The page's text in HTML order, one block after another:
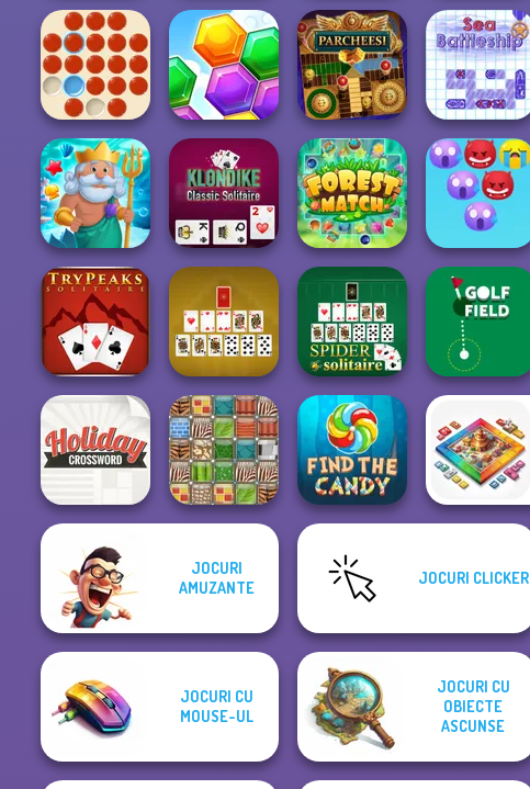
Mine Sweeper Merge the Gems Ludo Hero Battleship War
Peg Solitaire Hexa Parcheesi Online Sea Battleship
Fish Story
Klondike Classic
Solitaire
Forest Match
Emoji Bubble
Shooter
Tripeaks Solitaire Pyramid Solitaire Spider Solitaire Golf Field
Holiday
Crossword
Find the Candy
JOCURI
AMUZANTE
JOCURI CLICKER
JOCURI CU
MOUSE-UL
JOCURI CU
OBIECTE
ASCUNSE